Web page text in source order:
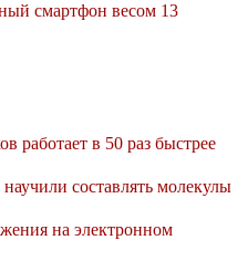
смартфон весом 13
работает в 50 раз быстрее
составлять молекулы
на электронном